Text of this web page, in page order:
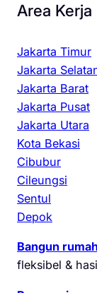
Area Kerja
Jakarta Timur
Jakarta
Jakarta Barat
Jakarta Pusat
Jakarta Utara
Kota Bekasi
Cibubur
Cileungsi
Sentul
Depok
Bangun
fleksibel &